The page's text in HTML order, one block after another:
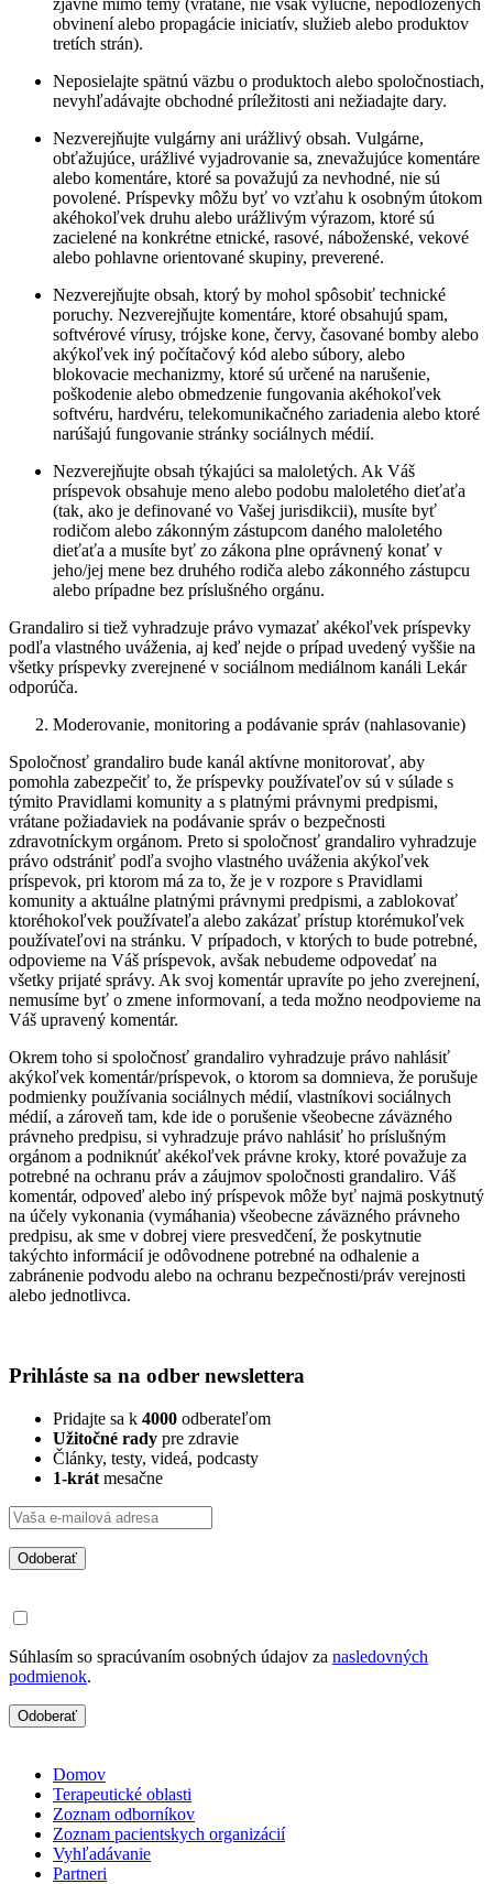
zjavne mimo témy (vrátane, nie však výlučne, nepodložených
obvinení alebo propagácie iniciatív, služieb alebo produktov
tretích strán).
Neposielajte spätnú väzbu o produktoch alebo spoločnostiach,
nevyhľadávajte obchodné príležitosti ani nežiadajte dary.
Nezverejňujte vulgárny ani urážlivý obsah. Vulgárne,
obťažujúce, urážlivé vyjadrovanie sa, znevažujúce komentáre
alebo komentáre, ktoré sa považujú za nevhodné, nie sú
povolené. Príspevky môžu byť vo vzťahu k osobným útokom
akéhokoľvek druhu alebo urážlivým výrazom, ktoré sú
zacielené na konkrétne etnické, rasové, náboženské, vekové
alebo pohlavne orientované skupiny, preverené.
Nezverejňujte obsah, ktorý by mohol spôsobiť technické
poruchy. Nezverejňujte komentáre, ktoré obsahujú spam,
softvérové vírusy, trójske kone, červy, časované bomby alebo
akýkoľvek iný počítačový kód alebo súbory, alebo
blokovacie mechanizmy, ktoré sú určené na narušenie,
poškodenie alebo obmedzenie fungovania akéhokoľvek
softvéru, hardvéru, telekomunikačného zariadenia alebo ktoré
narúšajú fungovanie stránky sociálnych médií.
Nezverejňujte obsah týkajúci sa maloletých. Ak Váš
príspevok obsahuje meno alebo podobu maloletého dieťaťa
(tak, ako je definované vo Vašej jurisdikcii), musíte byť
rodičom alebo zákonným zástupcom daného maloletého
dieťaťa a musíte byť zo zákona plne oprávnený konať v
jeho/jej mene bez druhého rodiča alebo zákonného zástupcu
alebo prípadne bez príslušného orgánu.
Grandaliro si tiež vyhradzuje právo vymazať akékoľvek príspevky
podľa vlastného uváženia, aj keď nejde o prípad uvedený vyššie na
všetky príspevky zverejnené v sociálnom mediálnom kanáli Lekár
odporúča.
Moderovanie, monitoring a podávanie správ (nahlasovanie)
Spoločnosť grandaliro bude kanál aktívne monitorovať, aby
pomohla zabezpečiť to, že príspevky používateľov sú v súlade s
týmito Pravidlami komunity a s platnými právnymi predpismi,
vrátane požiadaviek na podávanie správ o bezpečnosti
zdravotníckym orgánom. Preto si spoločnosť grandaliro vyhradzuje
právo odstrániť podľa svojho vlastného uváženia akýkoľvek
príspevok, pri ktorom má za to, že je v rozpore s Pravidlami
komunity a aktuálne platnými právnymi predpismi, a zablokovať
ktoréhokoľvek používateľa alebo zakázať prístup ktorémukoľvek
používateľovi na stránku. V prípadoch, v ktorých to bude potrebné,
odpovieme na Váš príspevok, avšak nebudeme odpovedať na
všetky prijaté správy. Ak svoj komentár upravíte po jeho zverejnení,
nemusíme byť o zmene informovaní, a teda možno neodpovieme na
Váš upravený komentár.
Okrem toho si spoločnosť grandaliro vyhradzuje právo nahlásiť
akýkoľvek komentár/príspevok, o ktorom sa domnieva, že porušuje
podmienky používania sociálnych médií, vlastníkovi sociálnych
médií, a zároveň tam, kde ide o porušenie všeobecne záväzného
právneho predpisu, si vyhradzuje právo nahlásiť ho príslušným
orgánom a podniknúť akékoľvek právne kroky, ktoré považuje za
potrebné na ochranu práv a záujmov spoločnosti grandaliro. Váš
komentár, odpoveď alebo iný príspevok môže byť najmä poskytnutý
na účely vykonania (vymáhania) všeobecne záväzného právneho
predpisu, ak sme v dobrej viere presvedčení, že poskytnutie
takýchto informácií je odôvodnene potrebné na odhalenie a
zabránenie podvodu alebo na ochranu bezpečnosti/práv verejnosti
alebo jednotlivca.
Prihláste sa na odber newslettera
Pridajte sa k 4000 odberateľom
Užitočné rady pre zdravie
Články, testy, videá, podcasty
1-krát mesačne
Odoberať
Súhlasím so spracúvaním osobných údajov za nasledovných
podmienok.
Odoberať
Domov
Terapeutické oblasti
Zoznam odborníkov
Zoznam pacientskych organizácií
Vyhľadávanie
Partneri